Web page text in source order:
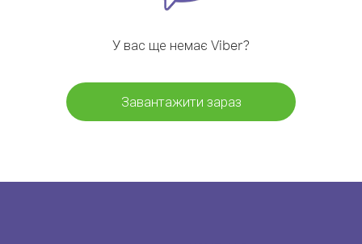
У вас ще немає Viber?
Завантажити зараз